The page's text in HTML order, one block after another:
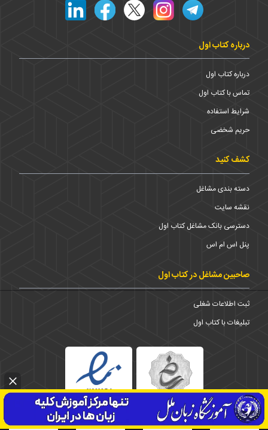
درباره کتاب اول
درباره کتاب اول
تماس با کتاب اول
شرایط استفاده
حریم شخضی
کشف کنید
دسته بندی مشاغل
نقشه سایت
دسترسی بانک مشاغل کتاب اول
پنل اس ام اس
صاحبین مشاغل در کتاب اول
ثبت اطلاعات شغلی
تبلیغات با کتاب اول